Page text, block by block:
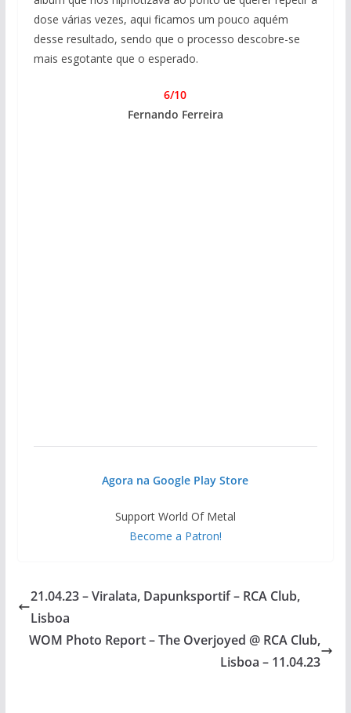
dose várias vezes, aqui ficamos um pouco aquém
desse resultado, sendo que o processo descobre-se
mais esgotante que o esperado.
6/10
Fernando Ferreira
Agora na Google Play Store
Support World Of Metal
Become a Patron!
21.04.23 – Viralata, Dapunksportif – RCA Club,
Lisboa
WOM Photo Report – The Overjoyed @ RCA Club,
Lisboa – 11.04.23